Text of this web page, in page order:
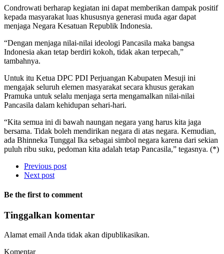
Condrowati berharap kegiatan ini dapat memberikan dampak positif
kepada masyarakat luas khususnya generasi muda agar dapat
menjaga Negara Kesatuan Republik Indonesia.
“Dengan menjaga nilai-nilai ideologi Pancasila maka bangsa
Indonesia akan tetap berdiri kokoh, tidak akan terpecah,”
tambahnya.
Untuk itu Ketua DPC PDI Perjuangan Kabupaten Mesuji ini
mengajak seluruh elemen masyarakat secara khusus gerakan
Pramuka untuk selalu menjaga serta mengamalkan nilai-nilai
Pancasila dalam kehidupan sehari-hari.
“Kita semua ini di bawah naungan negara yang harus kita jaga
bersama. Tidak boleh mendirikan negara di atas negara. Kemudian,
ada Bhinneka Tunggal Ika sebagai simbol negara karena dari sekian
puluh ribu suku, pedoman kita adalah tetap Pancasila,” tegasnya. (*)
Previous post
Next post
Be the first to comment
Tinggalkan komentar
Alamat email Anda tidak akan dipublikasikan.
Komentar